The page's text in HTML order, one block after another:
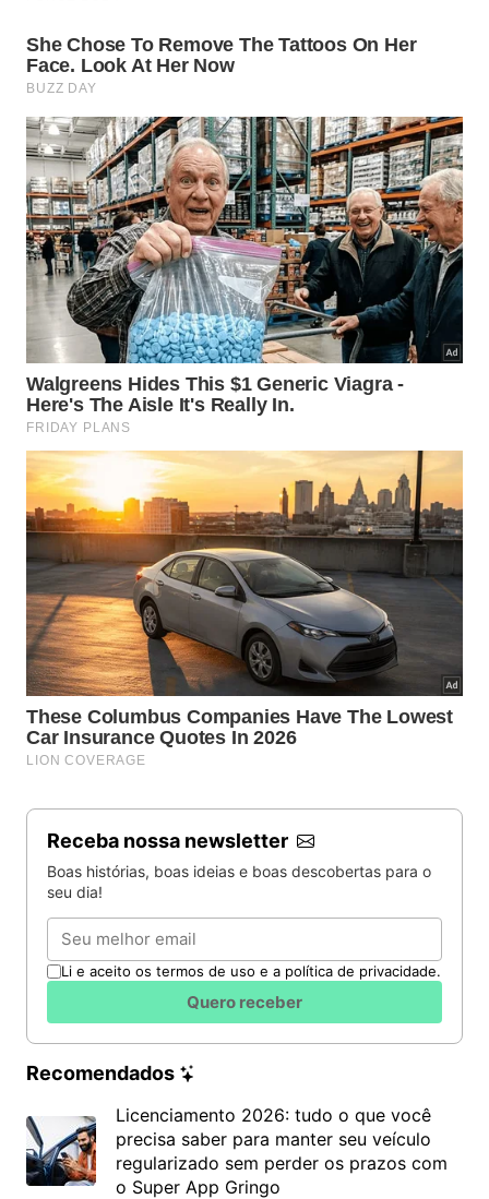
Receba nossa newsletter
Boas histórias, boas ideias e boas descobertas para o
seu dia!
Email
Li e aceito os termos de uso e a política de privacidade.
Quero receber
Recomendados
Licenciamento 2026: tudo o que você
precisa saber para manter seu veículo
regularizado sem perder os prazos com
o Super App Gringo